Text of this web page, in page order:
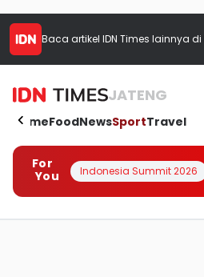
Baca artikel IDN Times lainnya di
JATENG
HomeFoodNewsSportTravel
For
You
Indonesia Summit 2026